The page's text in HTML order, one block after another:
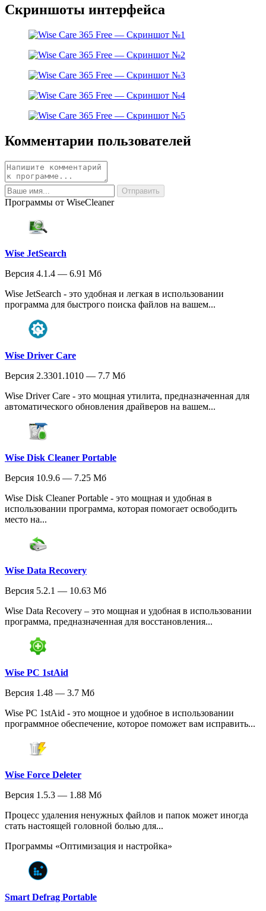
Скриншоты интерфейса
Комментарии пользователей
Программы от WiseCleaner
Wise JetSearch
Версия 4.1.4 — 6.91 Мб
Wise JetSearch - это удобная и легкая в использовании
программа для быстрого поиска файлов на вашем...
Wise Driver Care
Версия 2.3301.1010 — 7.7 Мб
Wise Driver Care - это мощная утилита, предназначенная для
автоматического обновления драйверов на вашем...
Wise Disk Cleaner Portable
Версия 10.9.6 — 7.25 Мб
Wise Disk Cleaner Portable - это мощная и удобная в
использовании программа, которая помогает освободить
место на...
Wise Data Recovery
Версия 5.2.1 — 10.63 Мб
Wise Data Recovery – это мощная и удобная в использовании
программа, предназначенная для восстановления...
Wise PC 1stAid
Версия 1.48 — 3.7 Мб
Wise PC 1stAid - это мощное и удобное в использовании
программное обеспечение, которое поможет вам исправить...
Wise Force Deleter
Версия 1.5.3 — 1.88 Мб
Процесс удаления ненужных файлов и папок может иногда
стать настоящей головной болью для...
Программы «Оптимизация и настройка»
Smart Defrag Portable